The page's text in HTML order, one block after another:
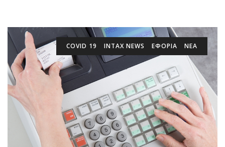
COVID 19 INTAX NEWS ΕΦΟΡΙΑ ΝΕΑ